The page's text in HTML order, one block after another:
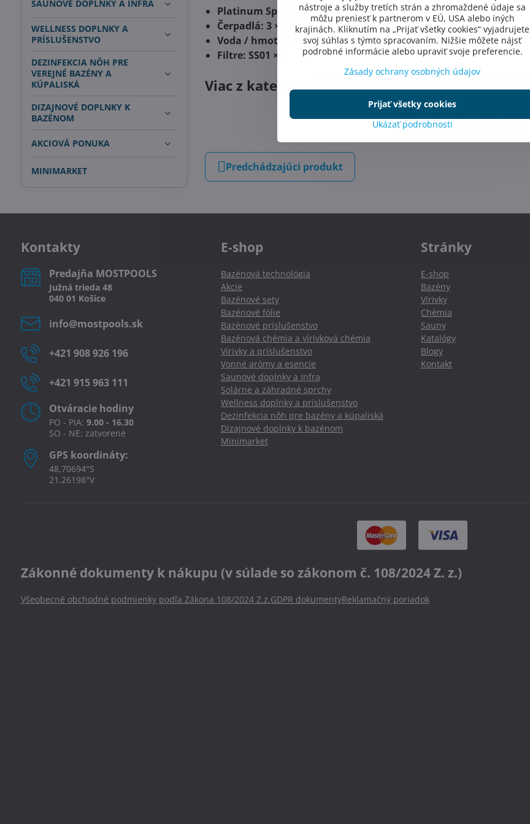
Platinum Spa Touch 4+•ohrievač 3 kW.
Čerpadlá: 3 × 3 HPmasážne •0,35 HPcirkulácia.
Voda / hmotnosť: ~1250 l•510/1760 kg(suchá/plná).
Filtre: SS01 × 2
Viac z kategórie
Facebook
Twitter
Predchádzajúci produkt
SAUNOVÉ DOPLNKY A INFRA
WELLNESS DOPLNKY A
PRÍSLUŠENSTVO
DEZINFEKCIA NÔH PRE
VEREJNÉ BAZÉNY A
KÚPALISKÁ
DIZAJNOVÉ DOPLNKY K
BAZÉNOM
AKCIOVÁ PONUKA
MINIMARKET
Kontakty
Predajňa MOSTPOOLS
Južná trieda 48
040 01 Košice
info​@mostpools​.sk
+421 908 926 196
+421 915 963 111
Otváracie hodiny
PO - PIA: 9.00 - 16.30
SO - NE: zatvorené
GPS koordináty:
48,70694°S
21,26198°V
E-shop
Bazénová technológia
Akcie
Bazénové sety
Bazénové fólie
Bazénové príslušenstvo
Bazénová chémia a vírivková chémia
Vírivky a príslušenstvo
Vonné arómy a esencie
Saunové doplnky a Infra
Solárne a záhradné sprchy
Wellness doplnky a príslušenstvo
Dezinfekcia nôh pre bazény a kúpaliská
Dizajnové doplnky k bazénom
Minimarket
Stránky
E-shop
Bazény
Vírivky
Chémia
Sauny
Katalógy
Blogy
Kontakt
Zákonné dokumenty k nákupu (v súlade so zákonom č. 108/2024 Z. z.)
Všeobecné obchodné podmienky podľa Zákona 108/2024 Z.z.GDPR dokumentyReklamačný poriadok
nástroje a služby tretích strán a zhromaždené údaje sa
môžu preniesť k partnerom v EÚ, USA alebo iných
krajinách. Kliknutím na „Prijať všetky cookies“ vyjadrujete
svoj súhlas s týmto spracovaním. Nižšie môžete nájsť
podrobné informácie alebo upraviť svoje preferencie.
Zásady ochrany osobných údajov
Ukázať podrobnosti
Prijať všetky cookies